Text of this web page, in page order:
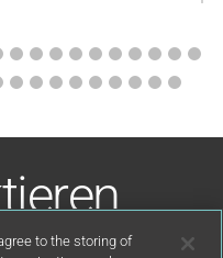
to the storing of